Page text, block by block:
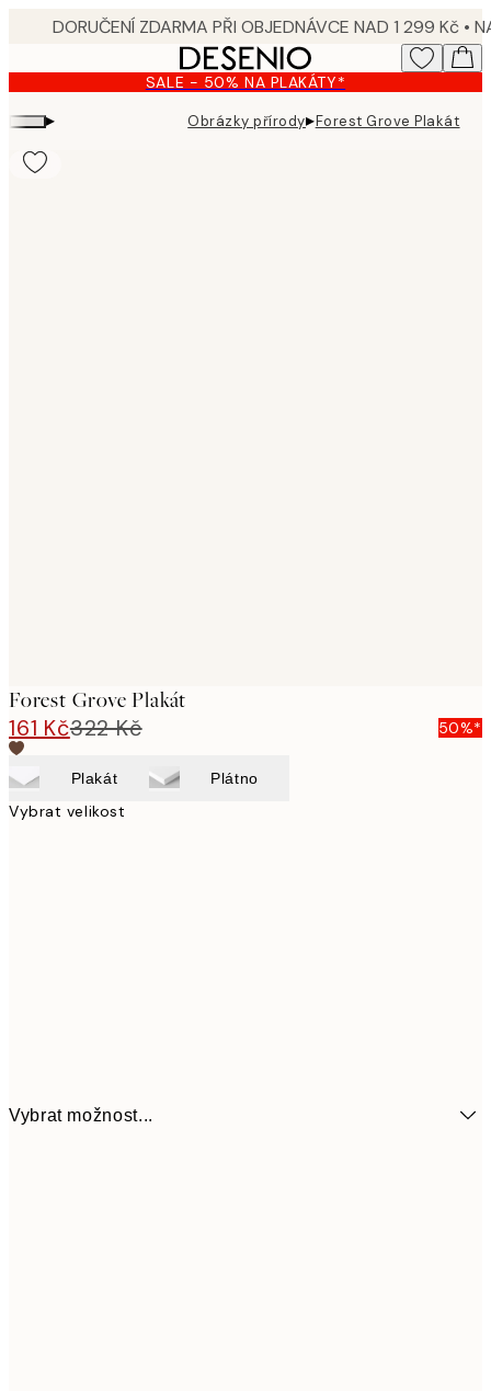
content.
SALE - 50% NA PLAKÁTY*
▸ Obrázky přírody▸Forest Grove Plakát
Forest Grove Plakát
161 Kč322 Kč 50%*
Plakát Plátno
Vybrat velikost
Vybrat možnost...